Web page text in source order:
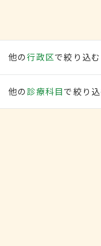
他の行政区で絞り込む
他の 診療科目で絞り